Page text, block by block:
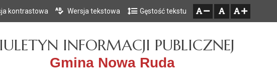
Przejdź do głównego menu
Przejdź do treści
Przejdź do mapy serwisu
kontrastowa Wersja tekstowa Gęstość tekstu
INFORMACJI PUBLICZNEJ
Gmina Nowa Ruda